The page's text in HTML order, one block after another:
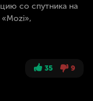
со спутника на
35 9